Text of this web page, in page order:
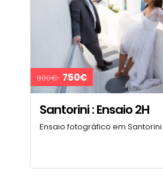
800€ 750€
Santorini : Ensaio 2H
Ensaio fotográfico em Santorini